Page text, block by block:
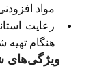
مواد
رعایت
هنگام تهیه